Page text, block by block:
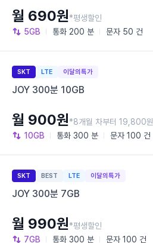
5GB 통화 200 분 문자 50 건
월 690원*평생할인
SKT LTE 이달의특가
JOY 300분 10GB
10GB 통화 300 분 문자 100 건
월 900원*8개월 차부터 19,800원
SKT BEST LTE 이달의특가
JOY 300분 7GB
7GB 통화 300 분 문자 100 건
월 990원*평생할인